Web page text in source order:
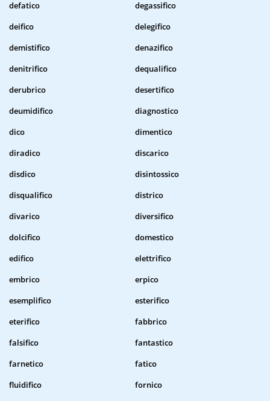
defatico
degassifico
deifico
delegifico
demistifico
denazifico
denitrifico
dequalifico
derubrico
desertifico
deumidifico
diagnostico
dico
dimentico
diradico
discarico
disdico
disintossico
disqualifico
districo
divarico
diversifico
dolcifico
domestico
edifico
elettrifico
embrico
erpico
esemplifico
esterifico
eterifico
fabbrico
falsifico
fantastico
farnetico
fatico
fluidifico
fornico